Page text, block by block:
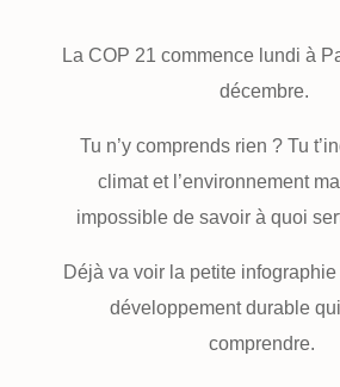
La COP 21 commence lundi à
décembre.
Tu n’y comprends rien ? Tu
climat et l’environnement
impossible de savoir à quoi
Déjà va voir la petite
développement durable
comprendre.